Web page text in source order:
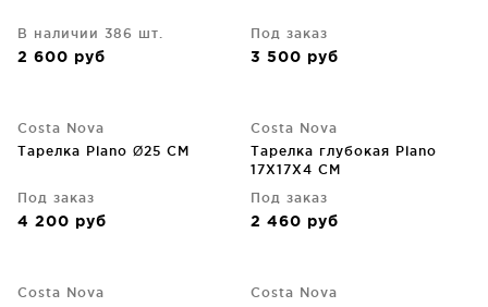
В наличии 386 шт.
2 600 руб
Под заказ
3 500 руб
Costa Nova
Тарелка Plano Ø25 CM
Под заказ
4 200 руб
Costa Nova
Тарелка глубокая Plano
17X17X4 CM
Под заказ
2 460 руб
Costa Nova
Costa Nova